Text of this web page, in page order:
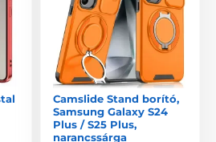
Camslide Stand borító,
Samsung Galaxy S24
Plus / S25 Plus,
narancssárga